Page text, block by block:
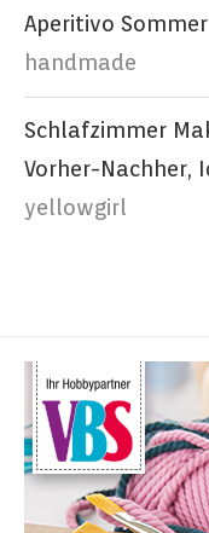
Aperitivo
handmade
Schlafzimmer
Vorher-Nachher,
yellowgirl